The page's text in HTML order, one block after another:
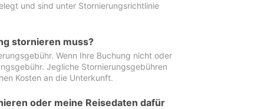
und sind unter Stornierungsrichtlinie
stornieren muss?
Wenn Ihre Buchung nicht oder
Jegliche Stornierungsgebühren
Kosten an die Unterkunft.
oder meine Reisedaten dafür